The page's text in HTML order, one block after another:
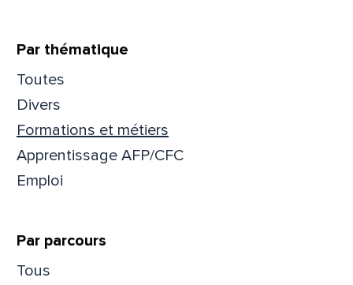
Par thématique
Toutes
Divers
Formations et métiers
Apprentissage AFP/CFC
Emploi
Par parcours
Tous